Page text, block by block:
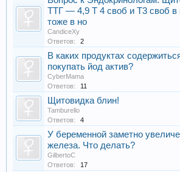
ТТГ — 4,9 Т 4 своб и Т3 своб в
тоже в но
CandiceXy
Ответов:
2
В каких продуктах
покупать йод актив?
CyberMama
Ответов:
11
Щитовидка блин!
Tamburello
Ответов:
4
У беременной заметно
железа. Что делать?
GilbertoC
Ответов:
17